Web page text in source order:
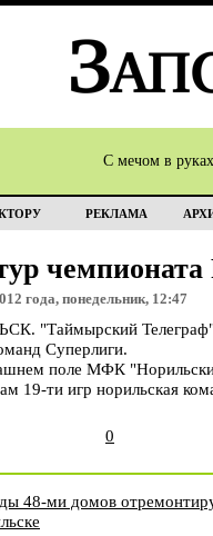
С мечом в руках
РЕКЛАМА
года, понедельник, 12:47
"Таймырский Телеграф"
Суперлиги.
поле МФК
19-ти игр норильская
0
48-ми домов